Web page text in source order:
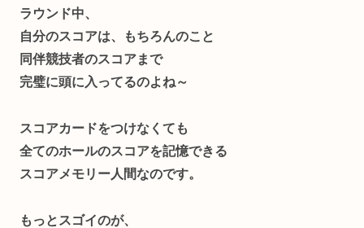
ラウンド中、
自分のスコアは、もちろんのこと
同伴競技者のスコアまで
完璧に頭に入ってるのよね～
スコアカードをつけなくても
全てのホールのスコアを記憶できる
スコアメモリー人間なのです。
もっとスゴイのが、